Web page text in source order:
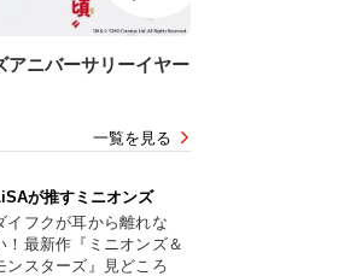
アニバーサリーイヤー
一覧を見る
が推すミニオンズ
イフクが耳から離れな
！最新作『ミニオンズ＆
ンスターズ』見どころ